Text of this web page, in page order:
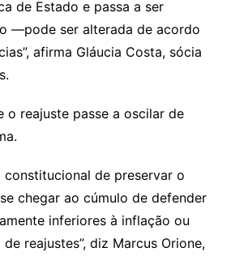
de Estado e passa a ser
—pode ser alterada de acordo
afirma Gláucia Costa, sócia
o reajuste passe a oscilar de
constitucional de preservar o
chegar ao cúmulo de defender
inferiores à inflação ou
reajustes”, diz Marcus Orione,